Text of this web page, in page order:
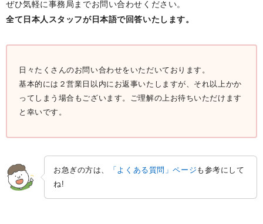
ぜひ気軽に事務局までお問い合わせください。
全て日本人スタッフが日本語で回答いたします。
日々たくさんのお問い合わせをいただいております。
基本的には２営業日以内にお返事いたしますが、それ以上かか
ってしまう場合もございます。ご理解の上お待ちいただけます
と幸いです。
お急ぎの方は、 「よくある質問」ページ も参考にして
ね!